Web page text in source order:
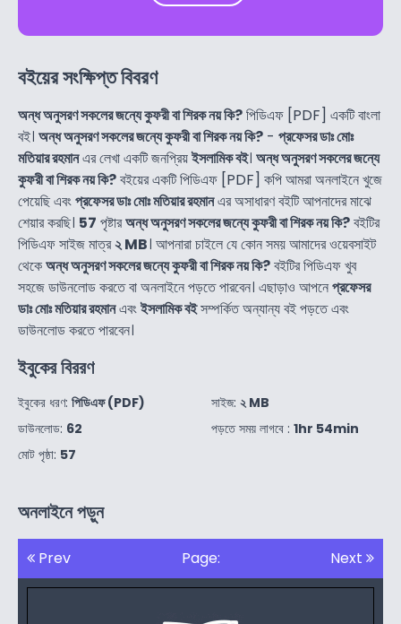
বইয়ের সংক্ষিপ্ত বিবরণ
অন্ধ অনুসরণ সকলের জন্যে কুফরী বা শিরক নয় কি?পিডিএফ [PDF] একটি বাংলা
বই। অন্ধ অনুসরণ সকলের জন্যে কুফরী বা শিরক নয় কি? - প্রফেসর ডাঃ মোঃ
মতিয়ার রহমানএর লেখা একটি জনপ্রিয়ইসলামিক বই। অন্ধ অনুসরণ সকলের জন্যে
কুফরী বা শিরক নয় কি?বইয়ের একটি পিডিএফ [PDF] কপি আমরা অনলাইনে খুজে
পেয়েছি এবংপ্রফেসর ডাঃ মোঃ মতিয়ার রহমানএর অসাধারণ বইটি আপনাদের মাঝে
শেয়ার করছি। 57 পৃষ্টারঅন্ধ অনুসরণ সকলের জন্যে কুফরী বা শিরক নয় কি?বইটির
পিডিএফ সাইজ মাত্র২ MB। আপনারা চাইলে যে কোন সময় আমাদের ওয়েবসাইট
থেকেঅন্ধ অনুসরণ সকলের জন্যে কুফরী বা শিরক নয় কি?বইটির পিডিএফ খুব
সহজে ডাউনলোড করতে বা অনলাইনে পড়তে পারবেন। এছাড়াও আপনেপ্রফেসর
ডাঃ মোঃ মতিয়ার রহমানএবংইসলামিক বইসম্পর্কিত অন্যান্য বই পড়তে এবং
ডাউনলোড করতে পারবেন।
ইবুকের বিররণ
ইবুকের ধরণ: পিডিএফ (PDF)
ডাউনলোড: 62
মোট পৃষ্ঠা: 57
সাইজ: ২ MB
পড়তে সময় লাগবে : 1hr 54min
অনলাইনে পড়ুন
Prev Page: Next